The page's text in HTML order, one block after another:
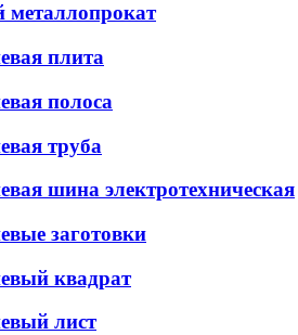
плита
полоса
труба
шина электротехническая
заготовки
квадрат
лист